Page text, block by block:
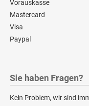
Vorauskasse
Mastercard
Visa
Paypal
Sie haben Fragen?
Kein Problem, wir sind